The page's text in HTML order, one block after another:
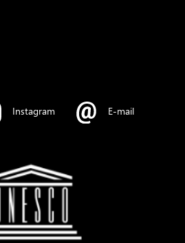
Instagram E-mail